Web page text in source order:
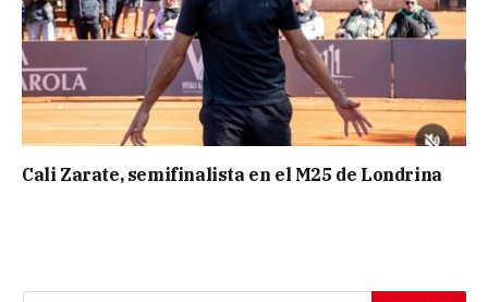
Cali Zarate, semifinalista en el M25 de Londrina